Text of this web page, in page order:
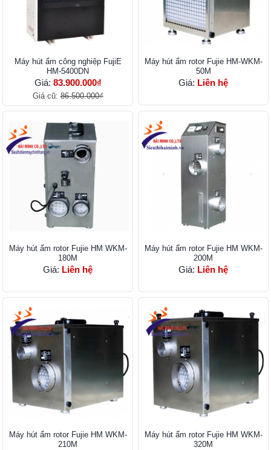
Máy hút ẩm công nghiệp FujiE
HM-5400DN
Giá: 83.900.000₫
Giá cũ:86.500.000₫
Máy hút ẩm rotor Fujie HM-WKM-
50M
Giá: Liên hệ
Máy hút ẩm rotor Fujie HM WKM-
180M
Giá: Liên hệ
Máy hút ẩm rotor Fujie HM WKM-
200M
Giá: Liên hệ
Máy hút ẩm rotor Fujie HM WKM-
210M
Máy hút ẩm rotor Fujie HM WKM-
320M